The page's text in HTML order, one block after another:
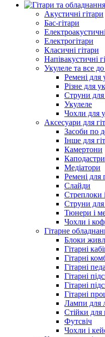
Акустичні гітари
Бас-гітари
Електрогітари
Класичні гітари
Напівакустичні
Укулеле та все до
Ремені для
Різне для
Струни для
Укулеле
Чохли для
Аксесуари для
Засоби по
Інше для
Камертони
Каподастри
Медіатори
Ремені для
Слайди
Стреплоки
Струни для
Тюнери і
Чохли і
Гітарне
Блоки
Гітарні
Гітарні
Гітарні
Гітарні
Гітарні
Гітарні
Лампи для
Стійки для
Футсвіч
Чохли і